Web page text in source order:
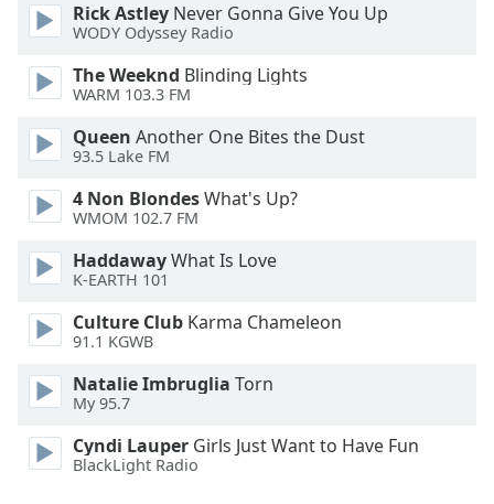
Font
Size
Text
Edge
Family
Reset
Close
Modal
End
Rick Astley Never Gonna Give You Up
WODY Odyssey Radio
The Weeknd Blinding Lights
WARM 103.3 FM
Queen Another One Bites the Dust
93.5 Lake FM
4 Non BlondesWhat's Up?
WMOM 102.7 FM
HaddawayWhat Is Love
K-EARTH 101
Culture Club Karma Chameleon
91.1 KGWB
Natalie Imbruglia Torn
My 95.7
Cyndi Lauper Girls Just Want to Have Fun
BlackLight Radio